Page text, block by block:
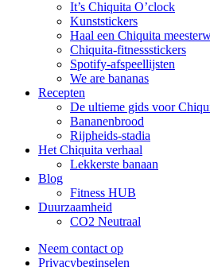
It’s Chiquita O’clock
Kunststickers
Haal een Chiquita
Chiquita-fitnessstickers
Spotify-afspeellijsten
We are bananas
Recepten
De ultieme gids voor
Bananenbrood
Rijpheids-stadia
Het Chiquita verhaal
Lekkerste banaan
Blog
Fitness HUB
Duurzaamheid
CO2 Neutraal
Neem contact op
Privacybeginselen